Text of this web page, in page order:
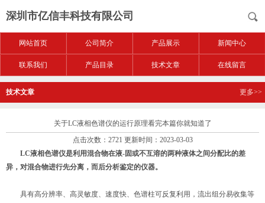
深圳市亿信丰科技有限公司
网站首页 公司简介 产品展示 新闻中心
联系我们 产品目录 技术文章 在线留言
技术文章 更多>>
关于LC液相色谱仪的运行原理看完本篇你就知道了
点击次数：2721 更新时间：2023-03-03
LC液相色谱仪是利用混合物在液-固或不互溶的两种液体之间分配比的差
异，对混合物进行先分离，而后分析鉴定的仪器。
具有高分辨率、高灵敏度、速度快、色谱柱可反复利用，流出组分易收集等